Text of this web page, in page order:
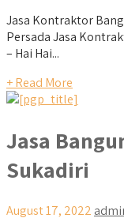
Jasa Kontraktor
Persada Jasa
– Hai Hai...
+ Read More
Jasa
Sukadiri
August 17, 2022